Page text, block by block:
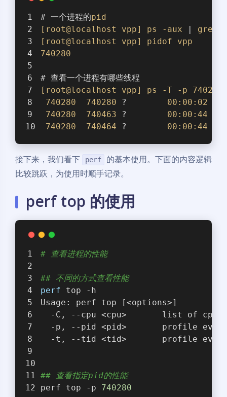
# 一个进程的pid
[root@localhost vpp]
ps -aux | grep
[root@localhost vpp]
pidof
vpp
740280
# 查看一个进程有哪些线程
[root@localhost vpp]
ps -T -p
740280
740280
740280 ? 00 :00 :02
740280
740463 ? 00 :00 :44
740280
740464 ? 00 :00 :44
接下来，我们看下 perf
的基本使用。下面的内容逻辑
比较跳跃，为使用时顺手记录。
perf top 的使用
# 查看进程的性能
## 不同的方式查看性能
perf top -h
Usage: perf top [<options>]
-C, --cpu <cpu>       list of cpus
-p, --pid <pid>       profile
-t, --tid <tid>       profile
## 查看指定pid的性能
perf top -p 740280